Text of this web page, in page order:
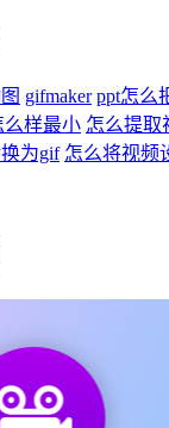
gifmaker ppt怎么
么样最小 怎么提取
为gif 怎么将视频